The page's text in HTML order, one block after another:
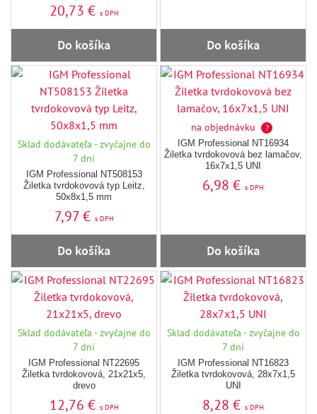
20,73 € s DPH
Do košíka Do košíka
Sklad dodávateľa - zvyčajne do
7 dní
IGM Professional NT508153
Žiletka tvrdokovová typ Leitz,
50x8x1,5 mm
7,97 € s DPH
Do košíka
na objednávku
?
IGM Professional NT16934
Žiletka tvrdokovová bez lamačov,
16x7x1,5 UNI
6,98 € s DPH
Do košíka
Sklad dodávateľa - zvyčajne do
7 dní
IGM Professional NT22695
Žiletka tvrdokovová, 21x21x5,
drevo
12,76 € s DPH
Sklad dodávateľa - zvyčajne do
7 dní
IGM Professional NT16823
Žiletka tvrdokovová, 28x7x1,5
UNI
8,28 € s DPH